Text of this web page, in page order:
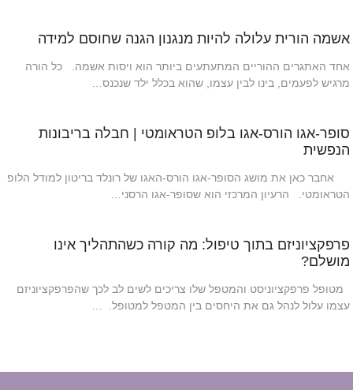
אשמה הורית עלולה להיות מנגנון הגנה שחוסם למידה
אחד האתגרים ההוריים המתעתעים ביותר הוא ויסות אשמה. כל הורה
מרגיש לפעמים, בינו לבין עצמו, שהוא בכלל ילד שנכנס…
סופר-אגו הורס-אגו בלופ הטראומטי | חבלה בריבונות
הנפשית
אחבר כאן את מושג הסופר-אגו הורס-האגו של רונלד בריטון למודל הלופ
הטראומטי. הרעיון המרכזי הוא שסופר-אגו הרסני…
פרפקציוניזם בתוך טיפול: מה קורה כשהתהליך אינו
מושלם?
מטופל פרפקציוניסט והמטפל שלו צריכים לשים לב לכך שהפרפקציוניזם
עצמו עלול לנהל גם את היחסים בין המטפל למטופל. …